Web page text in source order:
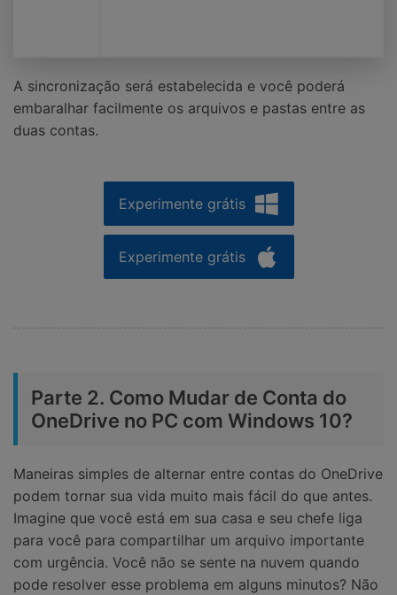
A sincronização será estabelecida e você poderá
embaralhar facilmente os arquivos e pastas entre as
duas contas.
Experimente grátis
Experimente grátis
Parte 2. Como Mudar de Conta do
OneDrive no PC com Windows 10?
Maneiras simples de alternar entre contas do OneDrive
podem tornar sua vida muito mais fácil do que antes.
Imagine que você está em sua casa e seu chefe liga
para você para compartilhar um arquivo importante
com urgência. Você não se sente na nuvem quando
pode resolver esse problema em alguns minutos? Não